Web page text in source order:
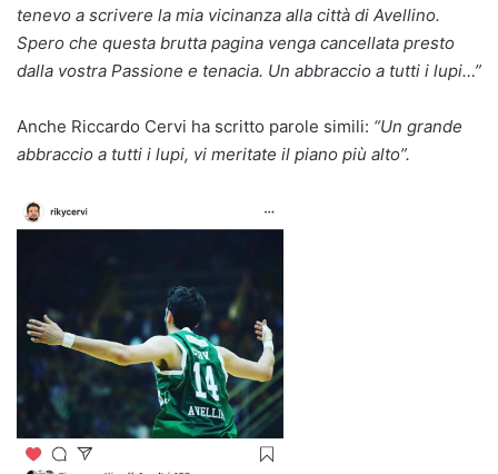
tenevo a scrivere la mia vicinanza alla città di Avellino.
Spero che questa brutta pagina venga cancellata presto
dalla vostra Passione e tenacia. Un abbraccio a tutti i lupi…”
Anche Riccardo Cervi ha scritto parole simili: “Un grande
abbraccio a tutti i lupi, vi meritate il piano più alto”.